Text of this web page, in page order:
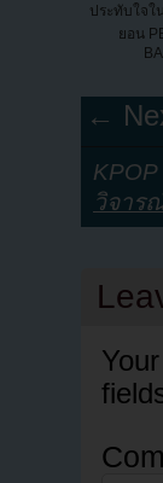
ประทับใจใ
ยอน
←
วิจาร